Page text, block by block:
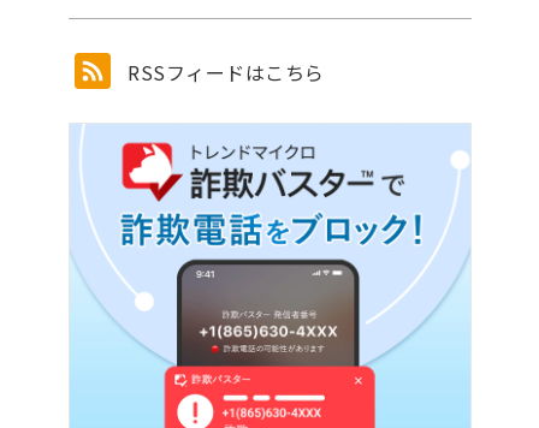
RSSフィードはこちら